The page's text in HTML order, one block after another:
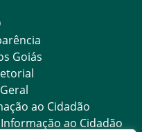
Goiás
ao Cidadão
ao Cidadão